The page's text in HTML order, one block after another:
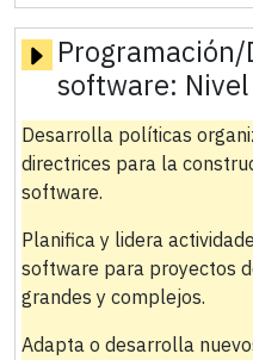
software:
Desarrolla políticas
directrices para la
software.
Planifica y lidera
software para proyectos
grandes y complejos.
Adapta o desarrolla